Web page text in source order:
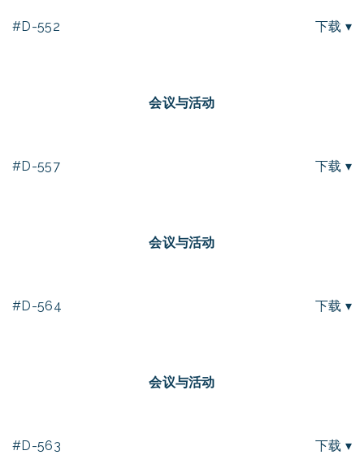
#D-552 下载 ▾
会议与活动
#D-557 下载 ▾
会议与活动
#D-564 下载 ▾
会议与活动
#D-563 下载 ▾